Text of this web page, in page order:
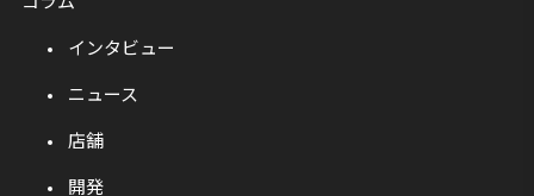
インタビュー
ニュース
店舗
開発